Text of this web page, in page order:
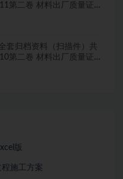
第二卷 材料出厂质量证
套归档资料（扫描件）共
第二卷 材料出厂质量证
版
施工方案